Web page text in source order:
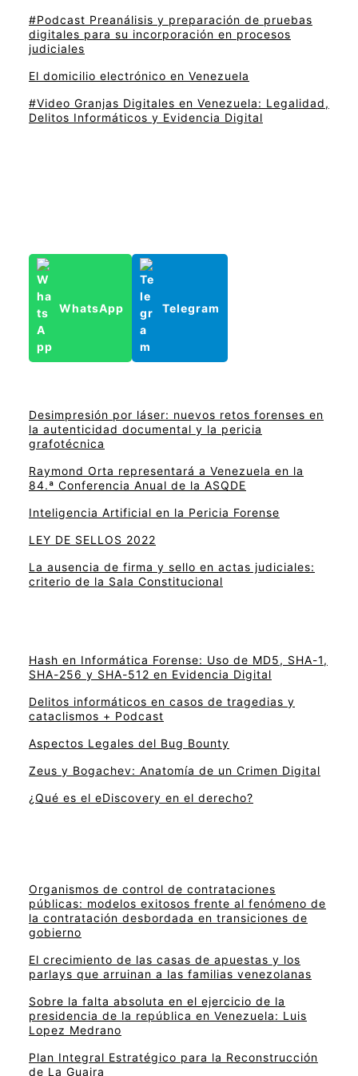
#Podcast Preanálisis y preparación de pruebas
digitales para su incorporación en procesos
judiciales
El domicilio electrónico en Venezuela
#Video Granjas Digitales en Venezuela: Legalidad,
Delitos Informáticos y Evidencia Digital
WhatsApp Telegram
Desimpresión por láser: nuevos retos forenses en
la autenticidad documental y la pericia
grafotécnica
Raymond Orta representará a Venezuela en la
84.ª Conferencia Anual de la ASQDE
Inteligencia Artificial en la Pericia Forense
LEY DE SELLOS 2022
La ausencia de firma y sello en actas judiciales:
criterio de la Sala Constitucional
Hash en Informática Forense: Uso de MD5, SHA-1,
SHA-256 y SHA-512 en Evidencia Digital
Delitos informáticos en casos de tragedias y
cataclismos + Podcast
Aspectos Legales del Bug Bounty
Zeus y Bogachev: Anatomía de un Crimen Digital
¿Qué es el eDiscovery en el derecho?
Organismos de control de contrataciones
públicas: modelos exitosos frente al fenómeno de
la contratación desbordada en transiciones de
gobierno
El crecimiento de las casas de apuestas y los
parlays que arruinan a las familias venezolanas
Sobre la falta absoluta en el ejercicio de la
presidencia de la república en Venezuela: Luis
Lopez Medrano
Plan Integral Estratégico para la Reconstrucción
de La Guaira